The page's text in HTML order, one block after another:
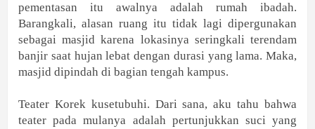
pementasan itu awalnya adalah rumah ibadah.
Barangkali, alasan ruang itu tidak lagi dipergunakan
sebagai masjid karena lokasinya seringkali terendam
banjir saat hujan lebat dengan durasi yang lama. Maka,
masjid dipindah di bagian tengah kampus.
Teater Korek kusetubuhi. Dari sana, aku tahu bahwa
teater pada mulanya adalah pertunjukkan suci yang